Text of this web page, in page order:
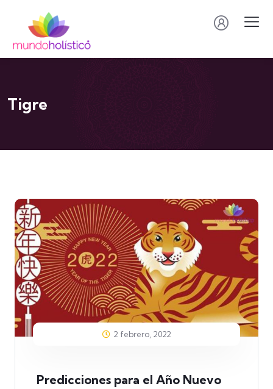
Tigre
2 febrero, 2022
Predicciones para el Año Nuevo